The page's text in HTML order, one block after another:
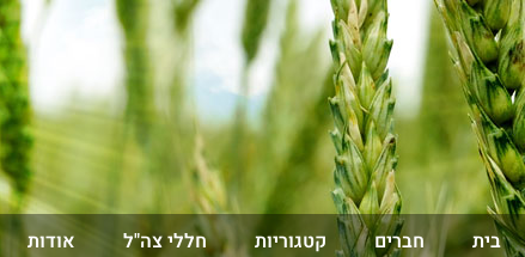
בית חברים קטגוריות חללי צה"ל אודות